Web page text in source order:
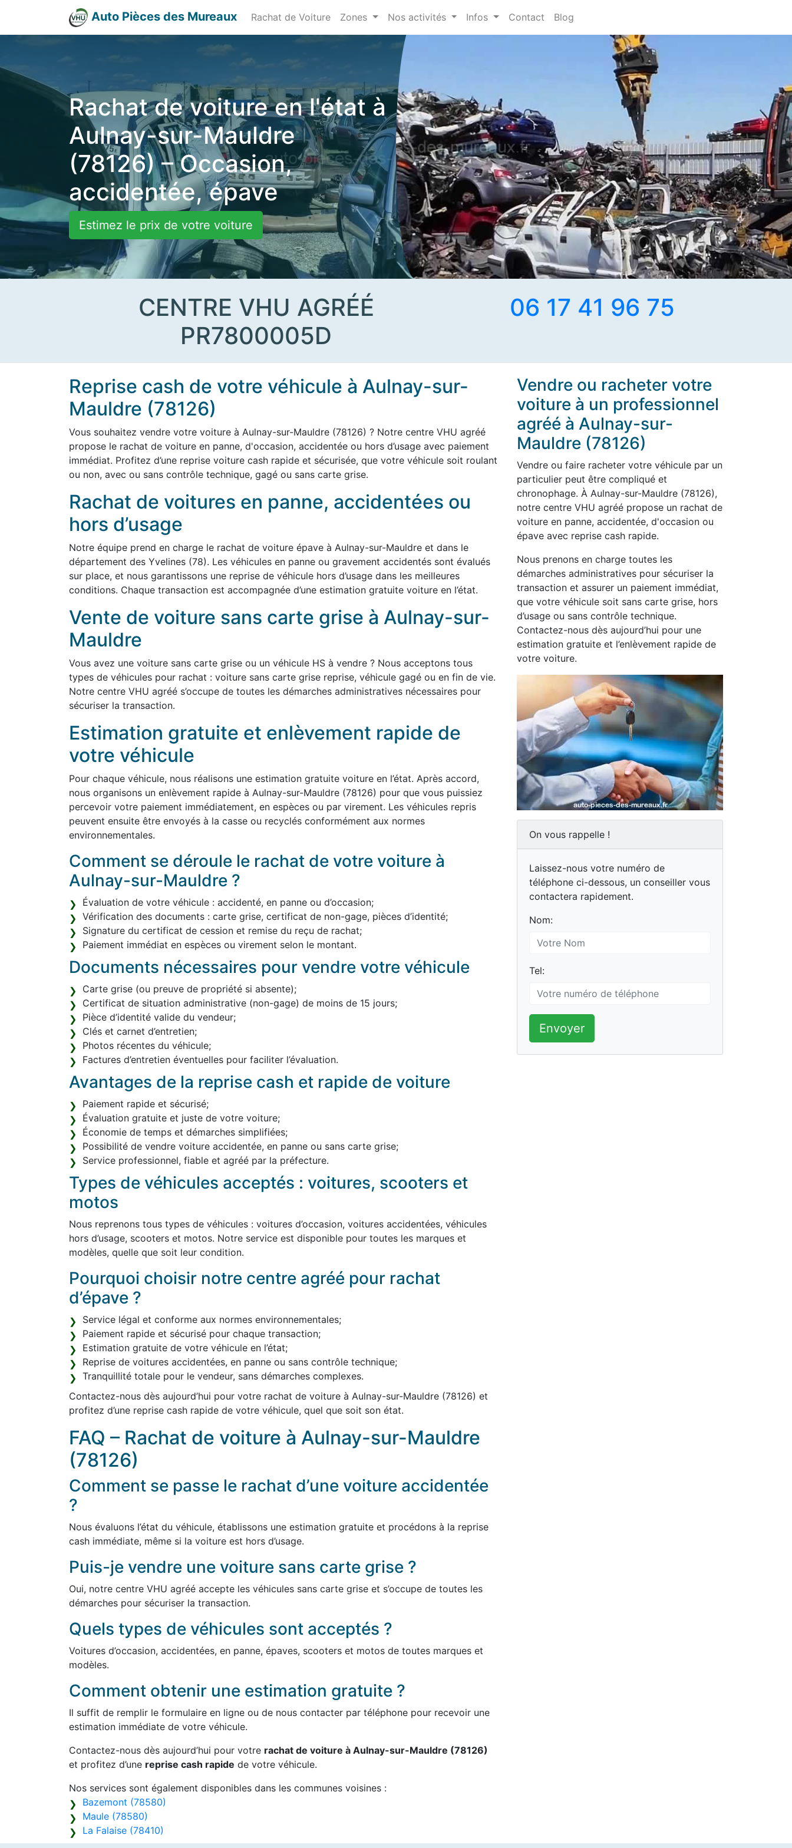
Auto Pièces des Mureaux Rachat de Voiture Zones Nos activités Infos Contact Blog
Rachat de voiture en l'état à
Aulnay-sur-Mauldre
(78126) – Occasion,
accidentée, épave
Estimez le prix de votre voiture
CENTRE VHU AGRÉÉ
PR7800005D
06 17 41 96 75
Reprise cash de votre véhicule à Aulnay-sur-
Mauldre (78126)
Vous souhaitez vendre votre voiture à Aulnay-sur-Mauldre (78126) ? Notre centre VHU agréé
propose le rachat de voiture en panne, d'occasion, accidentée ou hors d’usage avec paiement
immédiat. Profitez d’une reprise voiture cash rapide et sécurisée, que votre véhicule soit roulant
ou non, avec ou sans contrôle technique, gagé ou sans carte grise.
Rachat de voitures en panne, accidentées ou
hors d’usage
Notre équipe prend en charge le rachat de voiture épave à Aulnay-sur-Mauldre et dans le
département des Yvelines (78). Les véhicules en panne ou gravement accidentés sont évalués
sur place, et nous garantissons une reprise de véhicule hors d’usage dans les meilleures
conditions. Chaque transaction est accompagnée d’une estimation gratuite voiture en l’état.
Vente de voiture sans carte grise à Aulnay-sur-
Mauldre
Vous avez une voiture sans carte grise ou un véhicule HS à vendre ? Nous acceptons tous
types de véhicules pour rachat : voiture sans carte grise reprise, véhicule gagé ou en fin de vie.
Notre centre VHU agréé s’occupe de toutes les démarches administratives nécessaires pour
sécuriser la transaction.
Estimation gratuite et enlèvement rapide de
votre véhicule
Pour chaque véhicule, nous réalisons une estimation gratuite voiture en l’état. Après accord,
nous organisons un enlèvement rapide à Aulnay-sur-Mauldre (78126) pour que vous puissiez
percevoir votre paiement immédiatement, en espèces ou par virement. Les véhicules repris
peuvent ensuite être envoyés à la casse ou recyclés conformément aux normes
environnementales.
Comment se déroule le rachat de votre voiture à
Aulnay-sur-Mauldre ?
Évaluation de votre véhicule : accidenté, en panne ou d’occasion;
Vérification des documents : carte grise, certificat de non-gage, pièces d’identité;
Signature du certificat de cession et remise du reçu de rachat;
Paiement immédiat en espèces ou virement selon le montant.
Documents nécessaires pour vendre votre véhicule
Carte grise (ou preuve de propriété si absente);
Certificat de situation administrative (non-gage) de moins de 15 jours;
Pièce d’identité valide du vendeur;
Clés et carnet d’entretien;
Photos récentes du véhicule;
Factures d’entretien éventuelles pour faciliter l’évaluation.
Avantages de la reprise cash et rapide de voiture
Paiement rapide et sécurisé;
Évaluation gratuite et juste de votre voiture;
Économie de temps et démarches simplifiées;
Possibilité de vendre voiture accidentée, en panne ou sans carte grise;
Service professionnel, fiable et agréé par la préfecture.
Types de véhicules acceptés : voitures, scooters et
motos
Nous reprenons tous types de véhicules : voitures d’occasion, voitures accidentées, véhicules
hors d’usage, scooters et motos. Notre service est disponible pour toutes les marques et
modèles, quelle que soit leur condition.
Pourquoi choisir notre centre agréé pour rachat
d’épave ?
Service légal et conforme aux normes environnementales;
Paiement rapide et sécurisé pour chaque transaction;
Estimation gratuite de votre véhicule en l’état;
Reprise de voitures accidentées, en panne ou sans contrôle technique;
Tranquillité totale pour le vendeur, sans démarches complexes.
Contactez-nous dès aujourd’hui pour votre rachat de voiture à Aulnay-sur-Mauldre (78126) et
profitez d’une reprise cash rapide de votre véhicule, quel que soit son état.
FAQ – Rachat de voiture à Aulnay-sur-Mauldre
(78126)
Comment se passe le rachat d’une voiture accidentée
?
Nous évaluons l’état du véhicule, établissons une estimation gratuite et procédons à la reprise
cash immédiate, même si la voiture est hors d’usage.
Puis-je vendre une voiture sans carte grise ?
Oui, notre centre VHU agréé accepte les véhicules sans carte grise et s’occupe de toutes les
démarches pour sécuriser la transaction.
Quels types de véhicules sont acceptés ?
Voitures d’occasion, accidentées, en panne, épaves, scooters et motos de toutes marques et
modèles.
Comment obtenir une estimation gratuite ?
Il suffit de remplir le formulaire en ligne ou de nous contacter par téléphone pour recevoir une
estimation immédiate de votre véhicule.
Contactez-nous dès aujourd’hui pour votre rachat de voiture à Aulnay-sur-Mauldre (78126)
et profitez d’une reprise cash rapide de votre véhicule.
Nos services sont également disponibles dans les communes voisines :
Bazemont (78580)
Maule (78580)
La Falaise (78410)
Vendre ou racheter votre
voiture à un professionnel
agréé à Aulnay-sur-
Mauldre (78126)
Vendre ou faire racheter votre véhicule par un
particulier peut être compliqué et
chronophage. À Aulnay-sur-Mauldre (78126),
notre centre VHU agréé propose un rachat de
voiture en panne, accidentée, d'occasion ou
épave avec reprise cash rapide.
Nous prenons en charge toutes les
démarches administratives pour sécuriser la
transaction et assurer un paiement immédiat,
que votre véhicule soit sans carte grise, hors
d’usage ou sans contrôle technique.
Contactez-nous dès aujourd’hui pour une
estimation gratuite et l’enlèvement rapide de
votre voiture.
On vous rappelle !
Laissez-nous votre numéro de
téléphone ci-dessous, un conseiller vous
contactera rapidement.
Nom:
Tel:
Envoyer